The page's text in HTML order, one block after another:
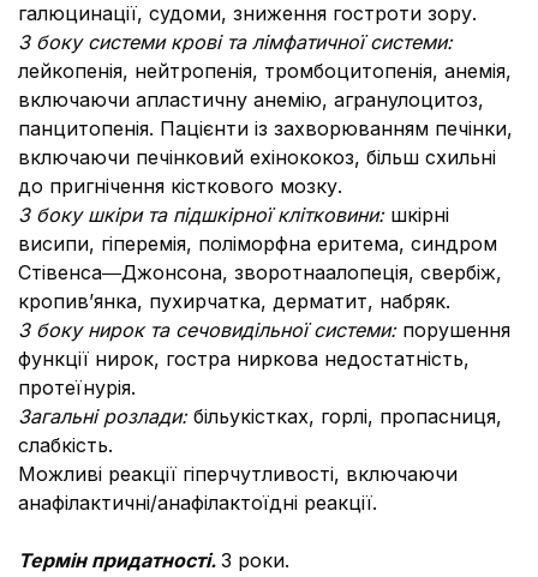
галюцинації, судоми, зниження гостроти зору.
З боку системи крові та лімфатичної системи:
лейкопенія, нейтропенія, тромбоцитопенія, анемія,
включаючи апластичну анемію, агранулоцитоз,
панцитопенія. Пацієнти із захворюванням печінки,
включаючи печінковий ехінококоз, більш схильні
до пригнічення кісткового мозку.
З боку шкіри та підшкірної клітковини: шкірні
висипи, гіперемія, поліморфна еритема, синдром
Стівенса―Джонсона, зворотнаалопеція, свербіж,
кропив’янка, пухирчатка, дерматит, набряк.
З боку нирок та сечовидільної системи: порушення
функції нирок, гостра ниркова недостатність,
протеїнурія.
Загальні розлади: більукістках, горлі, пропасниця,
слабкість.
Можливі реакції гіперчутливості, включаючи
анафілактичні/анафілактоїдні реакції.
Термін придатності. 3 роки.